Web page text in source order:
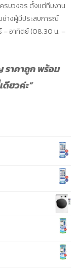
ครบวงจร ตั้งแต่ทีมงาน
ช่างผู้มีประสบการณ์
– อาทิตย์ (08.30 น. –
ราคาถูก พร้อม
ยวค่ะ”